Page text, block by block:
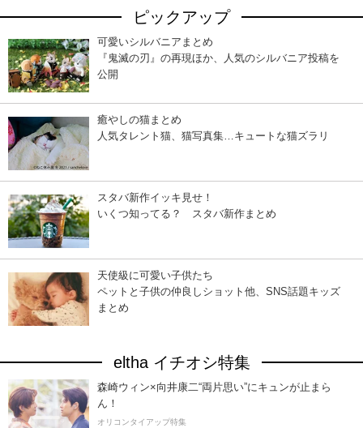
ピックアップ
可愛いシルバニアまとめ
『鬼滅の刃』の再現ほか、人気のシルバニア投稿を
公開
癒やしの猫まとめ
人気タレント猫、猫写真集…キュートな猫ズラリ
スタバ新作イッキ見せ！
いくつ知ってる？ スタバ新作まとめ
天使級に可愛い子供たち
ペットと子供の仲良しショット他、SNS話題キッズ
まとめ
eltha イチオシ特集
森崎ウィン×向井康二“両片思い”にキュンが止まら
ん！
オリコンタイアップ特集